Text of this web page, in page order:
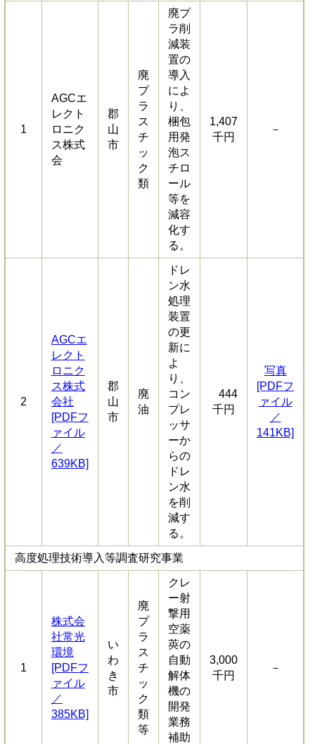
1
AGCエ
レクト
ロニク
ス株式
会
郡
山
市
廃
プ
ラ
ス
チ
ッ
ク
類
廃プ
ラ削
減装
置の
導入
によ
り、
梱包
用発
泡ス
チロ
ール
等を
減容
化す
る。
1,407
千円
－
2
AGCエ
レクト
ロニク
ス株式
会社
[PDFフ
ァイル
／
639KB]
郡
山
市
廃
油
ドレ
ン水
処理
装置
の更
新に
よ
り、
コン
プレ
ッサ
ーか
らの
ドレ
ン水
を削
減す
る。
444
千円
写真
[PDFフ
ァイル
／
141KB]
高度処理技術導入等調査研究事業
1
株式会
社常光
環境
[PDFフ
ァイル
／
385KB]
い
わ
き
市
廃
プ
ラ
ス
チ
ッ
ク
類
等
クレ
ー射
撃用
空薬
莢の
自動
解体
機の
開発
業務
補助
3,000
千円
－